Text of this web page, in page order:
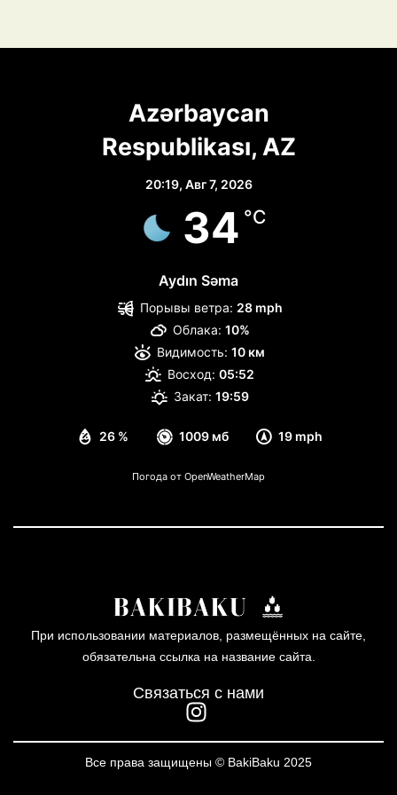
Azərbaycan
Respublikası, AZ
20:19, Авг 7, 2026
34 °C
Aydın Səma
26 % 1009 мб 19 mph
Порывы ветра: 28 mph
Облака: 10%
Видимость: 10 км
Восход: 05:52
Закат: 19:59
Погода от OpenWeatherMap
При использовании материалов, размещённых на сайте,
обязательна ссылка на название сайта.
Связаться с нами
Все права защищены © BakiBaku 2025